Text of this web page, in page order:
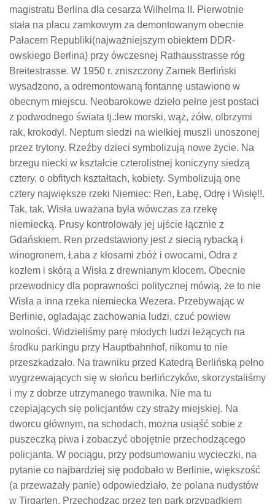
magistratu Berlina dla cesarza Wilhelma II. Pierwotnie
stała na placu zamkowym za demontowanym obecnie
Pałacem Republiki(najważniejszym obiektem DDR-
owskiego Berlina) przy ówczesnej Rathausstrasse róg
Breitestrasse. W 1950 r. zniszczony Zamek Berliński
wysadzono, a odremontowaną fontannę ustawiono w
obecnym miejscu. Neobarokowe dzieło pełne jest postaci
z podwodnego świata tj.:lew morski, wąż, żółw, olbrzymi
rak, krokodyl. Neptum siedzi na wielkiej muszli unoszonej
przez trytony. Rzeźby dzieci symbolizują nowe życie. Na
brzegu niecki w kształcie czterolistnej koniczyny siedzą
cztery, o obfitych kształtach, kobiety. Symbolizują one
cztery największe rzeki Niemiec: Ren, Łabę, Odrę i Wisłę!!.
Tak, tak, Wisła uważana była wówczas za rzekę
niemiecką. Prusy kontrolowały jej ujście łącznie z
Gdańskiem. Ren przedstawiony jest z siecią rybacką i
winogronem, Łaba z kłosami zbóż i owocami, Odra z
kozłem i skórą a Wisła z drewnianym klocem. Obecnie
przewodnicy dla poprawności politycznej mówią, że to nie
Wisła a inna rzeka niemiecka Wezera. Przebywając w
Berlinie, ogladając zachowania ludzi, czuć powiew
wolności. Widzieliśmy parę młodych ludzi leżących na
środku parkingu przy Hauptbahnhof, nikomu to nie
przeszkadzało. Na trawniku przed Katedrą Berlińską pełno
wygrzewających się w słońcu berlińczyków, skorzystaliśmy
i my z dobrze utrzymanego trawnika. Nie ma tu
czepiających się policjantów czy straży miejskiej. Na
dworcu głównym, na schodach, można usiąść sobie z
puszeczką piwa i zobaczyć obojętnie przechodzącego
policjanta. W pociągu, przy podsumowaniu wycieczki, na
pytanie co najbardziej się podobało w Berlinie, większość
(a przeważały panie) odpowiedziało, że polana nudystów
w Tirgarten. Przechodząc przez ten park przypadkiem